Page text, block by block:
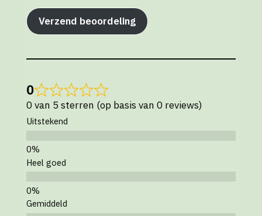
Verzend beoordeling
0
0 van 5 sterren (op basis van 0 reviews)
Uitstekend
Heel goed
Gemiddeld